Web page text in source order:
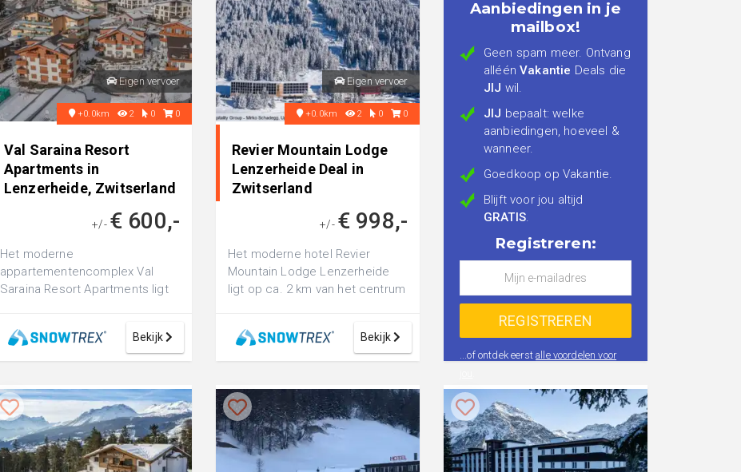
Eigen vervoer
+0.0km 2 0 0
Val Saraina Resort
Apartments in
Lenzerheide, Zwitserland
+/- € 600,-
Het moderne
appartementencomplex Val
Saraina Resort Apartments ligt
centrum van Lantsch/Lenz, op
een...
Bekijk
Eigen vervoer
+0.0km 2 0 0
Revier Mountain Lodge
Lenzerheide Deal in
Zwitserland
+/- € 998,-
Het moderne hotel Revier
Mountain Lodge Lenzerheide
ligt op ca. 2 km van het centrum
Bekijk
Aanbiedingen in je
mailbox!
Geen spam meer. Ontvang
alléénVakantie Deals die
JIJ wil.
JIJ bepaalt: welke
aanbiedingen, hoeveel &
wanneer.
Goedkoop op Vakantie.
Blijft voor jou altijd
GRATIS.
Registreren:
...of ontdek eerstalle voordelen voor